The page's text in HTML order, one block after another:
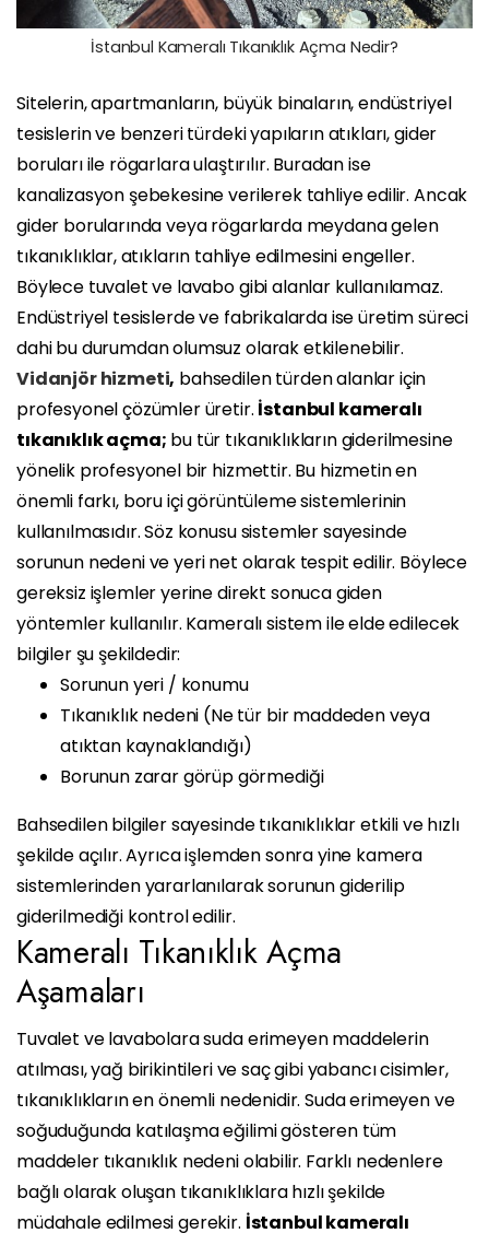
İstanbul Kameralı Tıkanıklık Açma Nedir?
Sitelerin, apartmanların, büyük binaların, endüstriyel
tesislerin ve benzeri türdeki yapıların atıkları, gider
boruları ile rögarlara ulaştırılır. Buradan ise
kanalizasyon şebekesine verilerek tahliye edilir. Ancak
gider borularında veya rögarlarda meydana gelen
tıkanıklıklar, atıkların tahliye edilmesini engeller.
Böylece tuvalet ve lavabo gibi alanlar kullanılamaz.
Endüstriyel tesislerde ve fabrikalarda ise üretim süreci
dahi bu durumdan olumsuz olarak etkilenebilir.
Vidanjör hizmeti, bahsedilen türden alanlar için
profesyonel çözümler üretir. İstanbul kameralı
tıkanıklık açma; bu tür tıkanıklıkların giderilmesine
yönelik profesyonel bir hizmettir. Bu hizmetin en
önemli farkı, boru içi görüntüleme sistemlerinin
kullanılmasıdır. Söz konusu sistemler sayesinde
sorunun nedeni ve yeri net olarak tespit edilir. Böylece
gereksiz işlemler yerine direkt sonuca giden
yöntemler kullanılır. Kameralı sistem ile elde edilecek
bilgiler şu şekildedir:
Sorunun yeri / konumu
Tıkanıklık nedeni (Ne tür bir maddeden veya
atıktan kaynaklandığı)
Borunun zarar görüp görmediği
Bahsedilen bilgiler sayesinde tıkanıklıklar etkili ve hızlı
şekilde açılır. Ayrıca işlemden sonra yine kamera
sistemlerinden yararlanılarak sorunun giderilip
giderilmediği kontrol edilir.
Kameralı Tıkanıklık Açma
Aşamaları
Tuvalet ve lavabolara suda erimeyen maddelerin
atılması, yağ birikintileri ve saç gibi yabancı cisimler,
tıkanıklıkların en önemli nedenidir. Suda erimeyen ve
soğuduğunda katılaşma eğilimi gösteren tüm
maddeler tıkanıklık nedeni olabilir. Farklı nedenlere
bağlı olarak oluşan tıkanıklıklara hızlı şekilde
müdahale edilmesi gerekir. İstanbul kameralı